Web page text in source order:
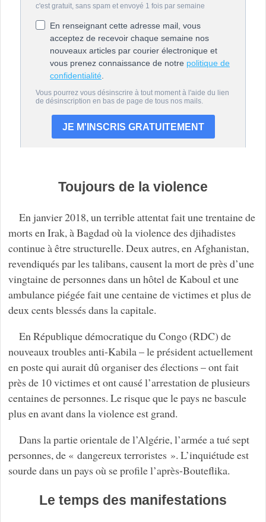
Toujours de la violence
En janvier 2018, un terrible attentat fait une trentaine de
morts en Irak, à Bagdad où la violence des djihadistes
continue à être structurelle. Deux autres, en Afghanistan,
revendiqués par les talibans, causent la mort de près d’une
vingtaine de personnes dans un hôtel de Kaboul et une
ambulance piégée fait une centaine de victimes et plus de
deux cents blessés dans la capitale.
En République démocratique du Congo (RDC) de
nouveaux troubles anti-Kabila – le président actuellement
en poste qui aurait dû organiser des élections – ont fait
près de 10 victimes et ont causé l’arrestation de plusieurs
centaines de personnes. Le risque que le pays ne bascule
plus en avant dans la violence est grand.
Dans la partie orientale de l’Algérie, l’armée a tué sept
personnes, de « dangereux terroristes ». L’inquiétude est
sourde dans un pays où se profile l’après-Bouteflika.
Le temps des manifestations